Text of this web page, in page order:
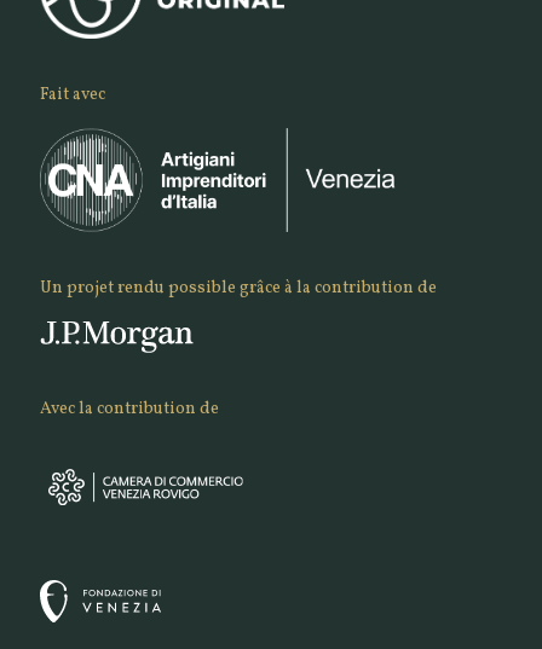
Fait avec
Un projet rendu possible grâce à la contribution de
Avec la contribution de